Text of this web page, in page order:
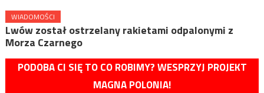
WIADOMOŚCI
Lwów został ostrzelany rakietami odpalonymi z
Morza Czarnego
PODOBA CI SIĘ TO CO ROBIMY? WESPRZYJ PROJEKT
MAGNA POLONIA!